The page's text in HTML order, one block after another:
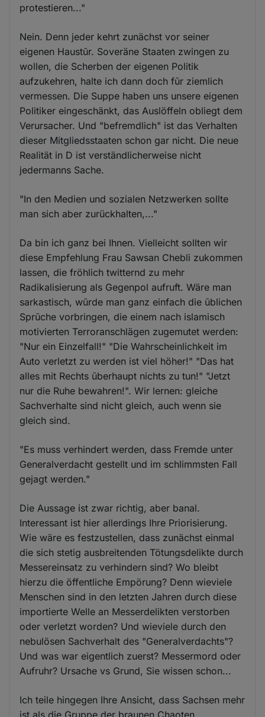
protestieren..."
Nein. Denn jeder kehrt zunächst vor seiner
eigenen Haustūr. Soveräne Staaten zwingen zu
wollen, die Scherben der eigenen Politik
aufzukehren, halte ich dann doch fūr ziemlich
vermessen. Die Suppe haben uns unsere eigenen
Politiker eingeschänkt, das Auslöffeln obliegt dem
Verursacher. Und "befremdlich" ist das Verhalten
dieser Mitgliedsstaaten schon gar nicht. Die neue
Realität in D ist verständlicherweise nicht
jedermanns Sache.
"In den Medien und sozialen Netzwerken sollte
man sich aber zurückhalten,..."
Da bin ich ganz bei Ihnen. Vielleicht sollten wir
diese Empfehlung Frau Sawsan Chebli zukommen
lassen, die fröhlich twitternd zu mehr
Radikalisierung als Gegenpol aufruft. Wäre man
sarkastisch, wūrde man ganz einfach die ūblichen
Sprūche vorbringen, die einem nach islamisch
motivierten Terroranschlägen zugemutet werden:
"Nur ein Einzelfall!" "Die Wahrscheinlichkeit im
Auto verletzt zu werden ist viel höher!" "Das hat
alles mit Rechts ūberhaupt nichts zu tun!" "Jetzt
nur die Ruhe bewahren!". Wir lernen: gleiche
Sachverhalte sind nicht gleich, auch wenn sie
gleich sind.
"Es muss verhindert werden, dass Fremde unter
Generalverdacht gestellt und im schlimmsten Fall
gejagt werden."
Die Aussage ist zwar richtig, aber banal.
Interessant ist hier allerdings Ihre Priorisierung.
Wie wäre es festzustellen, dass zunächst einmal
die sich stetig ausbreitenden Tötungsdelikte durch
Messereinsatz zu verhindern sind? Wo bleibt
hierzu die öffentliche Empörung? Denn wieviele
Menschen sind in den letzten Jahren durch diese
importierte Welle an Messerdelikten verstorben
oder verletzt worden? Und wieviele durch den
nebulösen Sachverhalt des "Generalverdachts"?
Und was war eigentlich zuerst? Messermord oder
Aufruhr? Ursache vs Grund, Sie wissen schon...
Ich teile hingegen Ihre Ansicht, dass Sachsen mehr